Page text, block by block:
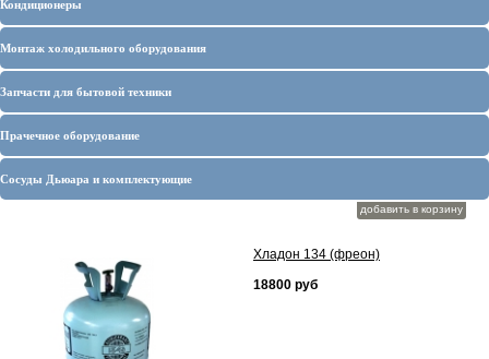
Кондиционеры
Монтаж холодильного оборудования
Запчасти для бытовой техники
Прачечное оборудование
Сосуды Дьюара и комплектующие
добавить в корзину
Хладон 134 (фреон)
18800 руб